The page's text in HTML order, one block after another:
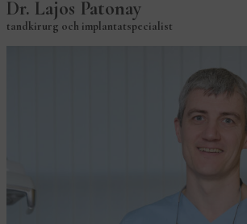
Dr. Lajos Patonay
tandkirurg och implantatspecialist